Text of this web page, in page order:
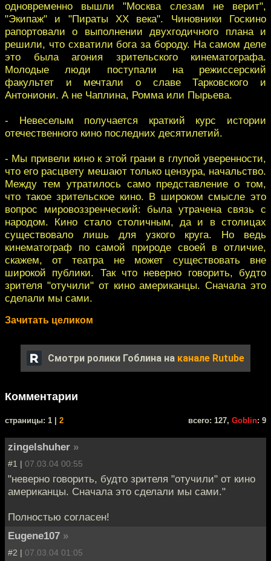
одновременно вышли "Москва слезам не верит",
"Экипаж" и "Пираты ХХ века". Чиновники Госкино
рапортовали о выполнении двухгодичного плана и
решили, что схватили бога за бороду. На самом деле
это была агония зрительского кинематографа.
Молодые люди поступали на режиссерский
факультет и мечтали о славе Тарковского и
Антониони. А не Чаплина, Ромма или Пырьева.
- Невеселым получается краткий курс истории
отечественного кино последних десятилетий.
- Мы привели кино к этой грани в глупой уверенности,
что его расцвету мешают только цензура, начальство.
Между тем утратилось само представление о том,
что такое зрительское кино. В широком смысле это
вопрос мировоззренческий: была утрачена связь с
народом. Кино стало столичным, да и в столицах
существовало лишь для узкого круга. Но ведь
кинематограф по самой природе своей в отличие,
скажем, от театра не может существовать вне
широкой публики. Так что неверно говорить, будто
зрителя "отучили" от кино американцы. Сначала это
сделали мы сами.
Зачитать целиком
Смотри ролики Гоблина на канале Rutube
Комментарии
cтраницы: 1 | 2 всего: 127, Goblin: 9
zingelshuher »
#1 | 07.03.04 00:55
"неверно говорить, будто зрителя "отучили" от кино
американцы. Сначала это сделали мы сами."
Полностью согласен!
Eugene107 »
#2 | 07.03.04 01:05